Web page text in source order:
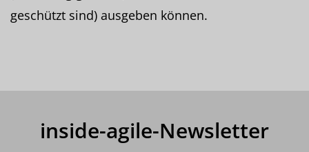
geschützt sind) ausgeben können.
inside-agile-Newsletter